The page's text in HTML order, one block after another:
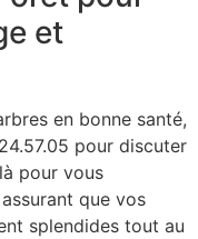
et
en bonne santé,
pour discuter
pour vous
que vos
splendides tout au